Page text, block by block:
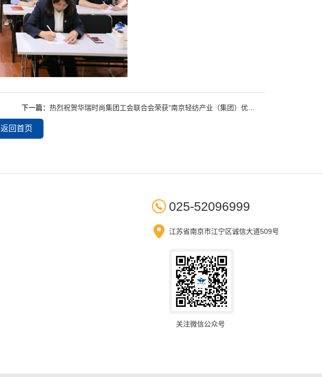
下一篇：热烈祝贺华瑞时尚集团工会联合会荣获“南京轻纺产业（集团）优秀单位”称号
返回首页
 025-52096999
 江苏省南京市江宁区诚信大道509号
关注微信公众号